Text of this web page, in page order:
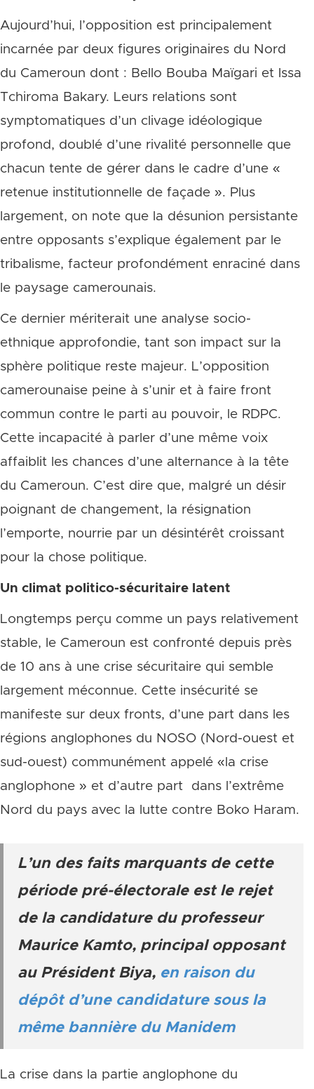
Aujourd’hui, l’opposition est principalement
incarnée par deux figures originaires du Nord
du Cameroun dont : Bello Bouba Maïgari et Issa
Tchiroma Bakary. Leurs relations sont
symptomatiques d’un clivage idéologique
profond, doublé d’une rivalité personnelle que
chacun tente de gérer dans le cadre d’une «
retenue institutionnelle de façade ». Plus
largement, on note que la désunion persistante
entre opposants s’explique également par le
tribalisme, facteur profondément enraciné dans
le paysage camerounais.
Ce dernier mériterait une analyse socio-
ethnique approfondie, tant son impact sur la
sphère politique reste majeur. L’opposition
camerounaise peine à s’unir et à faire front
commun contre le parti au pouvoir, le RDPC.
Cette incapacité à parler d’une même voix
affaiblit les chances d’une alternance à la tête
du Cameroun. C’est dire que, malgré un désir
poignant de changement, la résignation
l’emporte, nourrie par un désintérêt croissant
pour la chose politique.
Un climat politico-sécuritaire latent
Longtemps perçu comme un pays relativement
stable, le Cameroun est confronté depuis près
de 10 ans à une crise sécuritaire qui semble
largement méconnue. Cette insécurité se
manifeste sur deux fronts, d’une part dans les
régions anglophones du NOSO (Nord-ouest et
sud-ouest) communément appelé «la crise
anglophone » et d’autre part dans l’extrême
Nord du pays avec la lutte contre Boko Haram.
L’un des faits marquants de cette
période pré-électorale est le rejet
de la candidature du professeur
Maurice Kamto, principal opposant
au Président Biya, en raison du
dépôt d’une candidature sous la
même bannière du Manidem
La crise dans la partie anglophone du